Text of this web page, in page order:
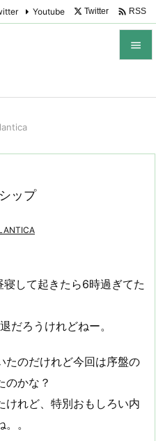

Youtube Twitter  RSS
ップ
して起きたら6時過ぎてた
だろうけれどねー。
たのだけれど今回は序盤の
のかな？
けれど、特別おもしろい内
。